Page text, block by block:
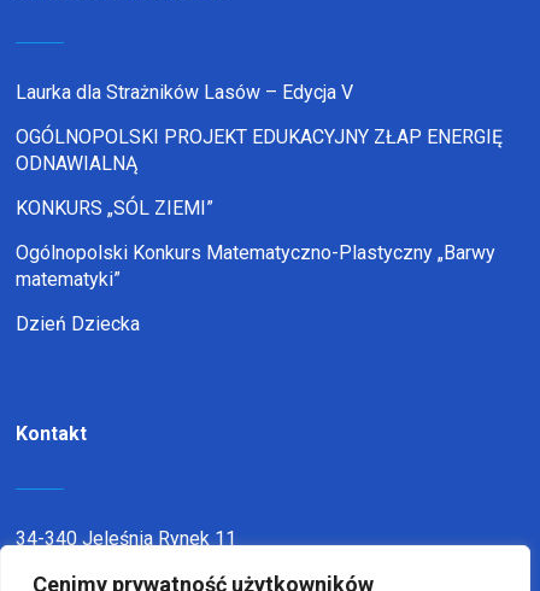
Cenimy prywatność użytkowników
Laurka dla Strażników Lasów – Edycja V
OGÓLNOPOLSKI PROJEKT EDUKACYJNY ZŁAP ENERGIĘ
ODNAWIALNĄ
KONKURS „SÓL ZIEMI”
Ogólnopolski Konkurs Matematyczno-Plastyczny „Barwy
matematyki”
Dzień Dziecka
Kontakt
34-340 Jeleśnia Rynek 11
telefon:338636116